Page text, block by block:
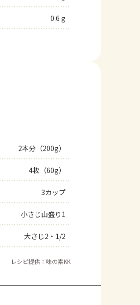
0.6 g
2本分（200g）
4枚（60g）
3カップ
小さじ山盛り1
大さじ2・1/2
レシピ提供：味の素KK